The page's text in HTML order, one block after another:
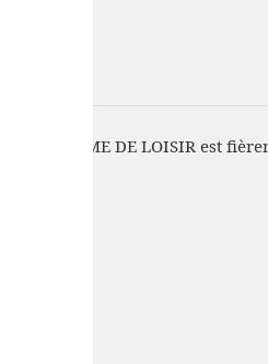
MARITIME DE LOISIR est